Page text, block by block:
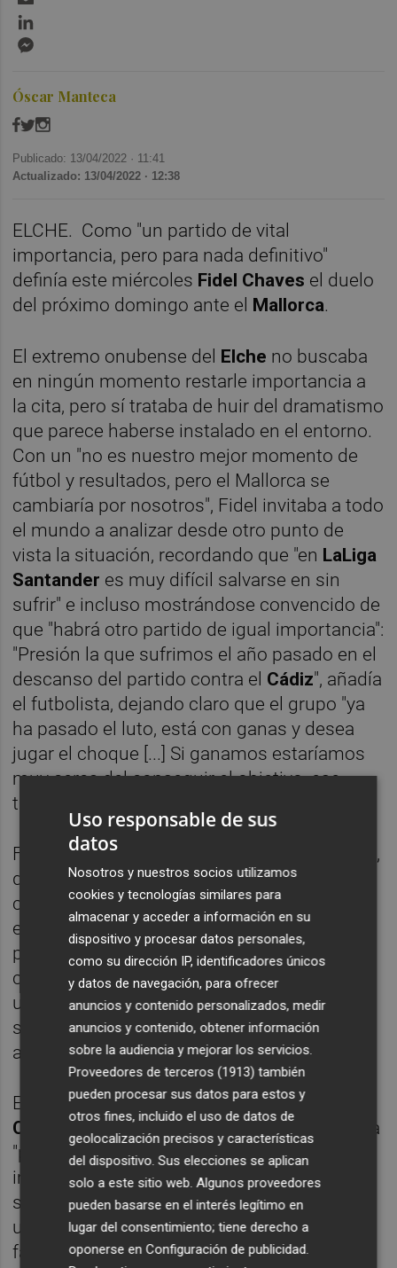
Óscar Manteca
Publicado: 13/04/2022 · 11:41
Actualizado: 13/04/2022 · 12:38
ELCHE. Como "un partido de vital
importancia, pero para nada definitivo"
definía este miércoles Fidel Chaves el duelo
del próximo domingo ante el
Mallorca.
El extremo onubense del Elche no buscaba
en ningún momento restarle importancia a
la cita, pero sí trataba de huir del dramatismo
que parece haberse instalado en el entorno.
Con un "no es nuestro mejor momento de
fútbol y resultados, pero el Mallorca se
cambiaría por nosotros", Fidel invitaba a todo
el mundo a analizar desde otro punto de
vista la situación, recordando que "en LaLiga
Santander es muy difícil salvarse en sin
sufrir" e incluso mostrándose convencido de
que "habrá otro partido de igual importancia":
"Presión la que sufrimos el año pasado en el
descanso del partido contra el Cádiz", añadía
el futbolista, dejando claro que el grupo "ya
ha pasado el luto, está con ganas y desea
jugar el choque [...] Si ganamos estaríamos
muy cerca del conseguir el objetivo, ese
tiene que ser el único pensamiento".
Fidel pronosticaba "un partido muy igualado,
de mucho duelo" y con "batalla táctica": "Han
cambiado su forma de plantear los
encuentros [...] he visto sus dos últimos
partidos y el día de
Getafepierden un
choque muy igualado que se decanta por
una expulsión y un penalti riguroso y la
semana pasada hicieron un buen encuentro
ante elAtlético", decía.
El franjiverde lamentaba las bajas de
CarrilloyLucas Boyé , pero también abogaba
"por pasar página": "Son jugadores muy
importantes para nosotros, que nos dan un
salto importante de nivel, cuando pierdes a
un compañero por lesión estás bastante
fastidiado, pero no podemos quedarnos en
Uso responsable de sus
datos
Nosotros y nuestros socios utilizamos
cookies y tecnologías similares para
almacenar y acceder a información en su
dispositivo y procesar datos personales,
como su dirección IP, identificadores únicos
y datos de navegación, para ofrecer
anuncios y contenido personalizados, medir
anuncios y contenido, obtener información
sobre la audiencia y mejorar los servicios.
Proveedores de terceros (1913) también
pueden procesar sus datos para estos y
otros fines, incluido el uso de datos de
geolocalización precisos y características
del dispositivo. Sus elecciones se aplican
solo a este sitio web. Algunos proveedores
pueden basarse en el interés legítimo en
lugar del consentimiento; tiene derecho a
oponerse enConfiguración de publicidad